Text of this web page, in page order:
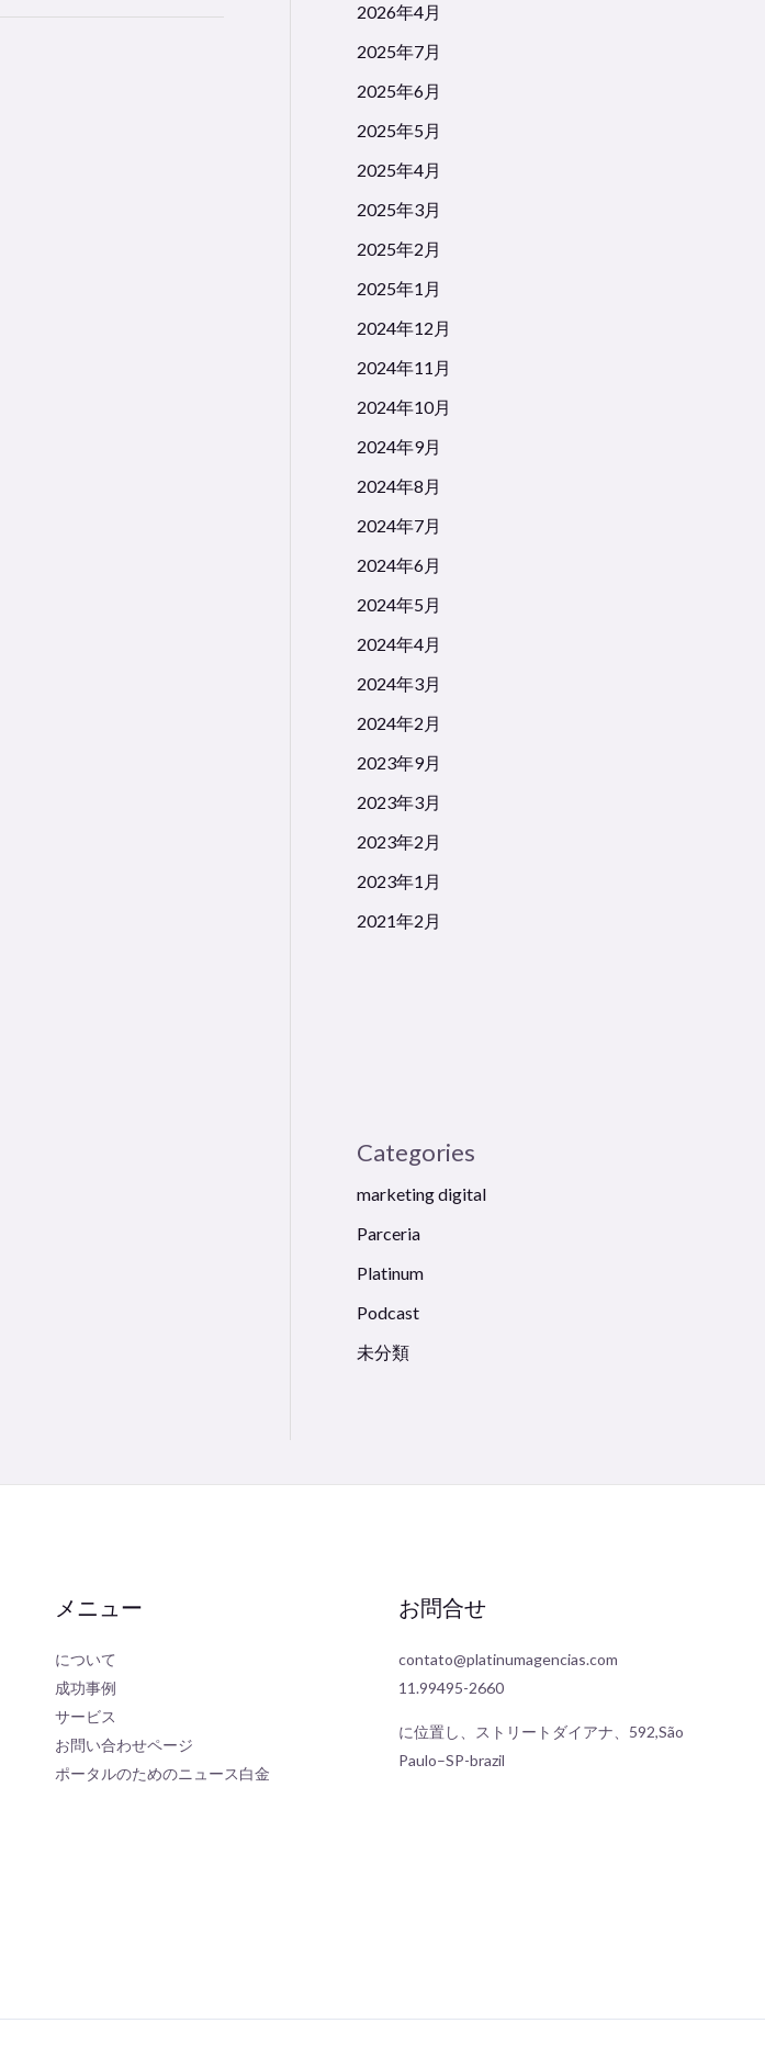
2026年4月
2025年7月
2025年6月
2025年5月
2025年4月
2025年3月
2025年2月
2025年1月
2024年12月
2024年11月
2024年10月
2024年9月
2024年8月
2024年7月
2024年6月
2024年5月
2024年4月
2024年3月
2024年2月
2023年9月
2023年3月
2023年2月
2023年1月
2021年2月
Categories
marketing digital
Parceria
Platinum
Podcast
未分類
メニュー
について
成功事例
サービス
お問い合わせページ
ポータルのためのニュース白金
お問合せ
contato@platinumagencias.com
11.99495-2660
に位置し、ストリートダイアナ、592,São
Paulo–SP-brazil
Spanish